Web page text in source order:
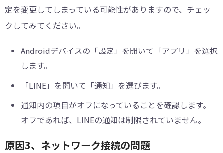
定を変更してしまっている可能性がありますので、チェッ
クしてみてください。
Androidデバイスの「設定」を開いて「アプリ」を選択
します。
「LINE」を開いて「通知」を選びます。
通知内の項目がオフになっていることを確認します。
オフであれば、LINEの通知は制限されていません。
原因3、ネットワーク接続の問題